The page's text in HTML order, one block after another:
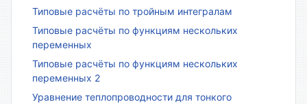
Типовые расчёты по тройным интегралам
Типовые расчёты по функциям нескольких
переменных
Типовые расчёты по функциям нескольких
переменных 2
Уравнение теплопроводности для тонкого